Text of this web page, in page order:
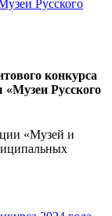
конкурса
Русского
«Музей и